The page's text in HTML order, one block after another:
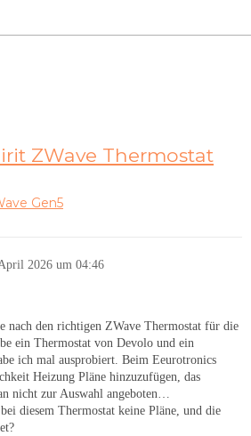
ZWave Thermostat
Gen5
2026 um 04:46
nach den richtigen ZWave Thermostat für die
ein Thermostat von Devolo und ein
ich mal ausprobiert. Beim Eeurotronics
Heizung Pläne hinzuzufügen, das
nicht zur Auswahl angeboten…
diesem Thermostat keine Pläne, und die